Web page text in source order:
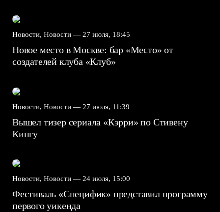
Новости, Новости — 27 июля, 18:45
Новое место в Москве: бар «Место» от
создателей клуба «Клуб»
Новости, Новости — 27 июля, 11:39
Вышел тизер сериала «Кэрри» по Стивену
Кингу
Новости, Новости — 24 июля, 15:00
Фестиваль «Специфик» представил программу
первого уикенда